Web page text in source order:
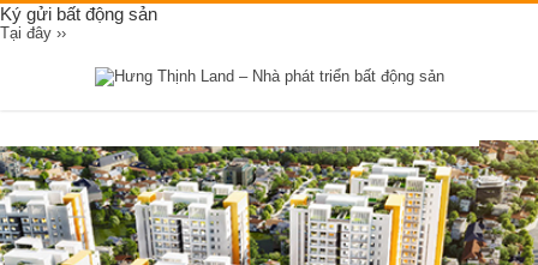
Ký gửi bất động sản
Tại đây ››